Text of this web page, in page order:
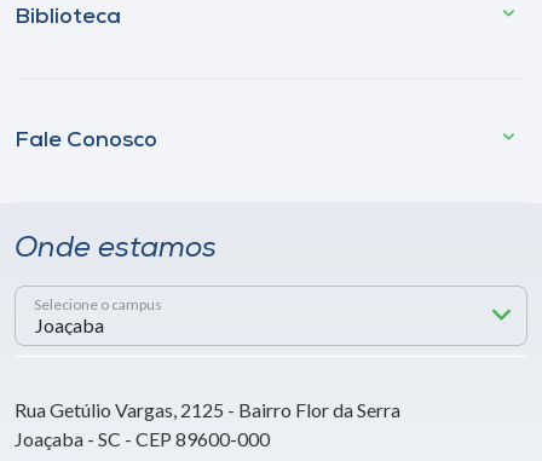
Biblioteca
Fale Conosco
Onde estamos
Selecione o campus
Rua Getúlio Vargas, 2125 - Bairro Flor da Serra
Joaçaba - SC - CEP 89600-000